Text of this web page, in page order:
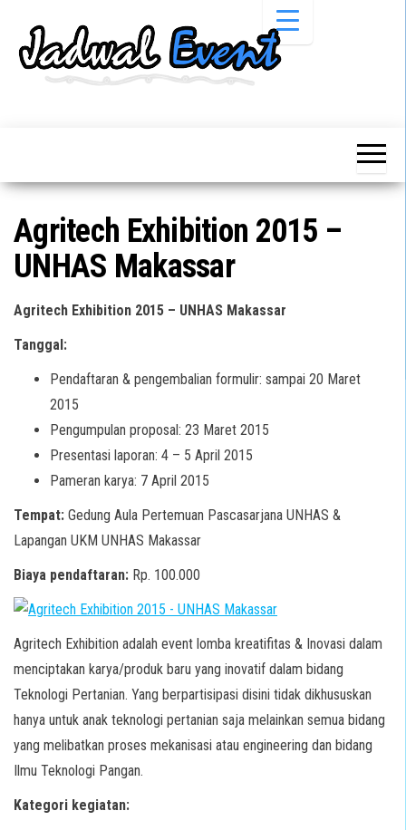
Pameran,
Acara &
Promo
Terbaru
Pameran,
Bazaar,
Workshop,
Job Fair,
Lomba dll.
Agritech Exhibition 2015 –
UNHAS Makassar
Agritech Exhibition 2015 – UNHAS Makassar
Tanggal:
Pendaftaran & pengembalian formulir: sampai 20 Maret
2015
Pengumpulan proposal: 23 Maret 2015
Presentasi laporan: 4 – 5 April 2015
Pameran karya: 7 April 2015
Tempat: Gedung Aula Pertemuan Pascasarjana UNHAS &
Lapangan UKM UNHAS Makassar
Biaya pendaftaran: Rp. 100.000
Agritech Exhibition adalah event lomba kreatifitas & Inovasi dalam
menciptakan karya/produk baru yang inovatif dalam bidang
Teknologi Pertanian. Yang berpartisipasi disini tidak dikhususkan
hanya untuk anak teknologi pertanian saja melainkan semua bidang
yang melibatkan proses mekanisasi atau engineering dan bidang
Ilmu Teknologi Pangan.
Kategori kegiatan: